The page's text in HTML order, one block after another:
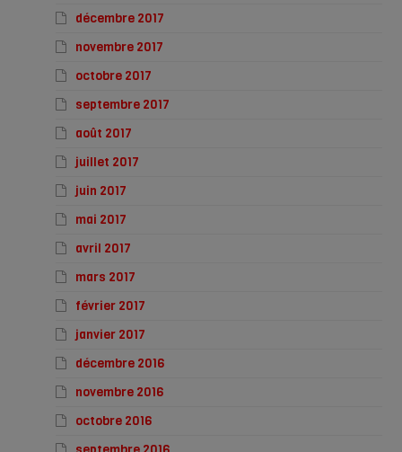
décembre 2017
novembre 2017
octobre 2017
septembre 2017
août 2017
juillet 2017
juin 2017
mai 2017
avril 2017
mars 2017
février 2017
janvier 2017
décembre 2016
novembre 2016
octobre 2016